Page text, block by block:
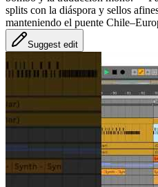
splits con la diáspora y sellos
manteniendo el puente
Suggest edit